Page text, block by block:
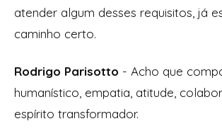
atender algum desses requisitos, já
caminho certo.
Rodrigo Parisotto - Acho que
humanístico, empatia, atitude,
espírito transformador.